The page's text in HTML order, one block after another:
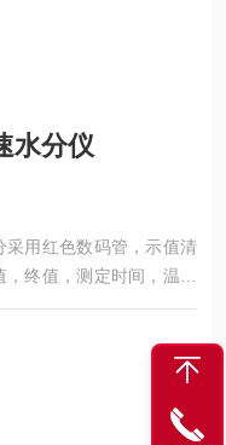
水分仪
用红色数码管，示值清
终值，测定时间，温度
打印机连接功能。